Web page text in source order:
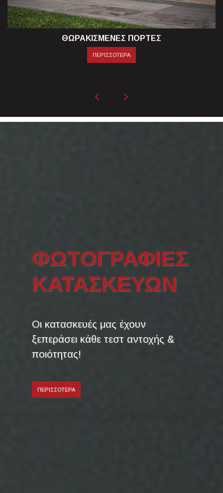
ΘΩΡΑΚΙΣΜΕΝΕΣ ΠΟΡΤΕΣ
ΠΕΡΙΣΣΟΤΕΡΑ
ΦΩΤΟΓΡΑΦΙΕΣ
ΚΑΤΑΣΚΕΥΩΝ
Οι κατασκευές μας έχουν
ξεπεράσει κάθε τεστ αντοχής &
ποιότητας!
ΠΕΡΙΣΣΟΤΕΡΑ